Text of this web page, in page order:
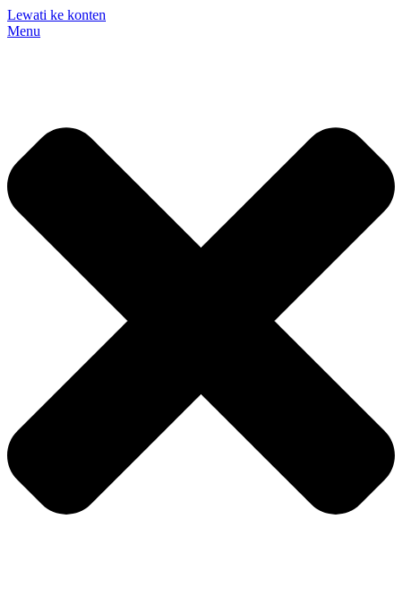
Lewati ke konten
Menu